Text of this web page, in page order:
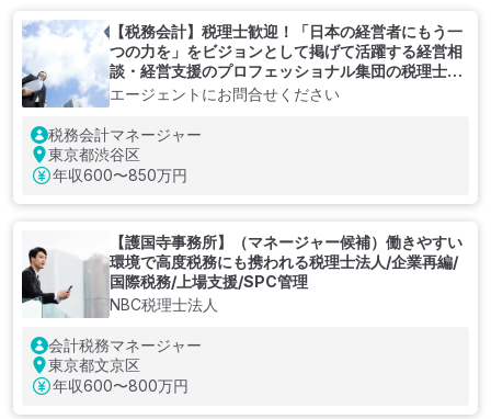
【税務会計】税理士歓迎！「日本の経営者にもう一
つの力を」をビジョンとして掲げて活躍する経営相
談・経営支援のプロフェッショナル集団の税理士法
人
エージェントにお問合せください
税務会計マネージャー
東京都渋谷区
年収600〜850万円
【護国寺事務所】（マネージャー候補）働きやすい
環境で高度税務にも携われる税理士法人/企業再編/
国際税務/上場支援/SPC管理
NBC税理士法人
会計税務マネージャー
東京都文京区
年収600〜800万円